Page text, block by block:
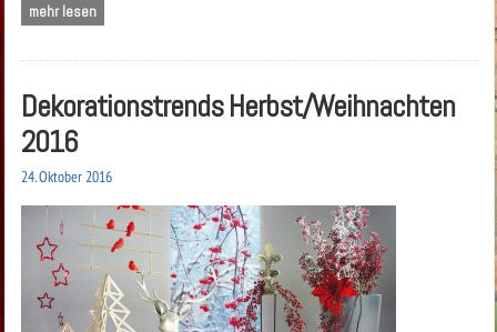
mehr lesen
Dekorationstrends Herbst/Weihnachten
2016
24. Oktober 2016